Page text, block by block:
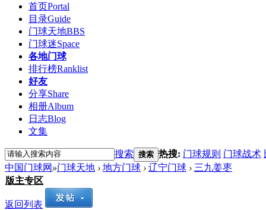
首页Portal
目录Guide
门球天地BBS
门球迷Space
各地门球
排行榜Ranklist
好友
分享Share
相册Album
日志Blog
文集
搜索 搜索 热搜: 门球规则 门球战术
中国门球网 »门球天地 › 地方门球 › 辽宁门球 › 三九姜枣
版主专区
返回列表